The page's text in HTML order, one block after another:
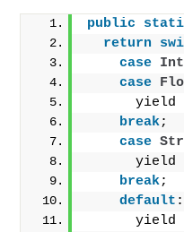
public
return
case
case
      yield
break;
case
      yield
break;
default :
      yield